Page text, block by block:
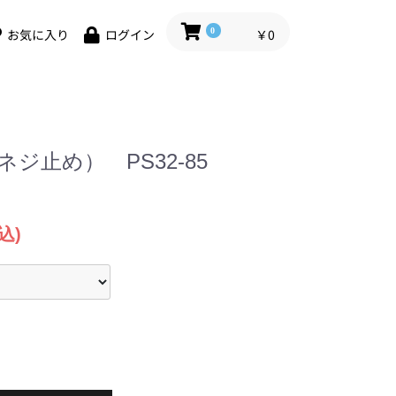
お気に入り ログイン 0 ￥0
ジ止め） PS32-85
)